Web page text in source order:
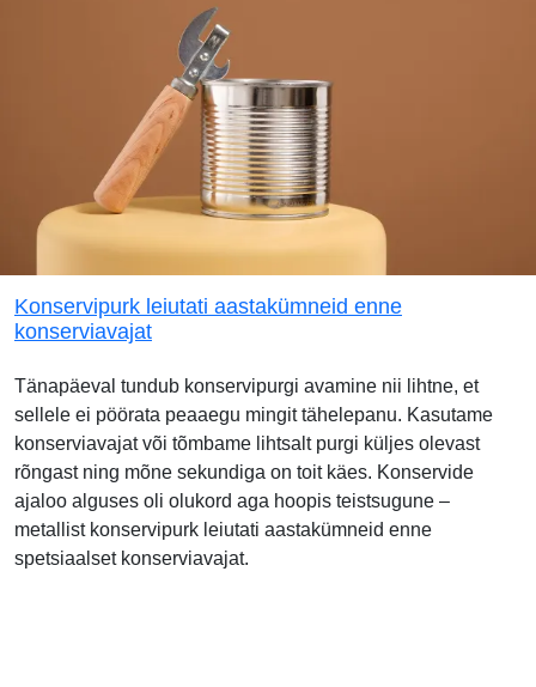
Konservipurk leiutati aastakümneid enne
konserviavajat
Tänapäeval tundub konservipurgi avamine nii lihtne, et
sellele ei pöörata peaaegu mingit tähelepanu. Kasutame
konserviavajat või tõmbame lihtsalt purgi küljes olevast
rõngast ning mõne sekundiga on toit käes. Konservide
ajaloo alguses oli olukord aga hoopis teistsugune –
metallist konservipurk leiutati aastakümneid enne
spetsiaalset konserviavajat.